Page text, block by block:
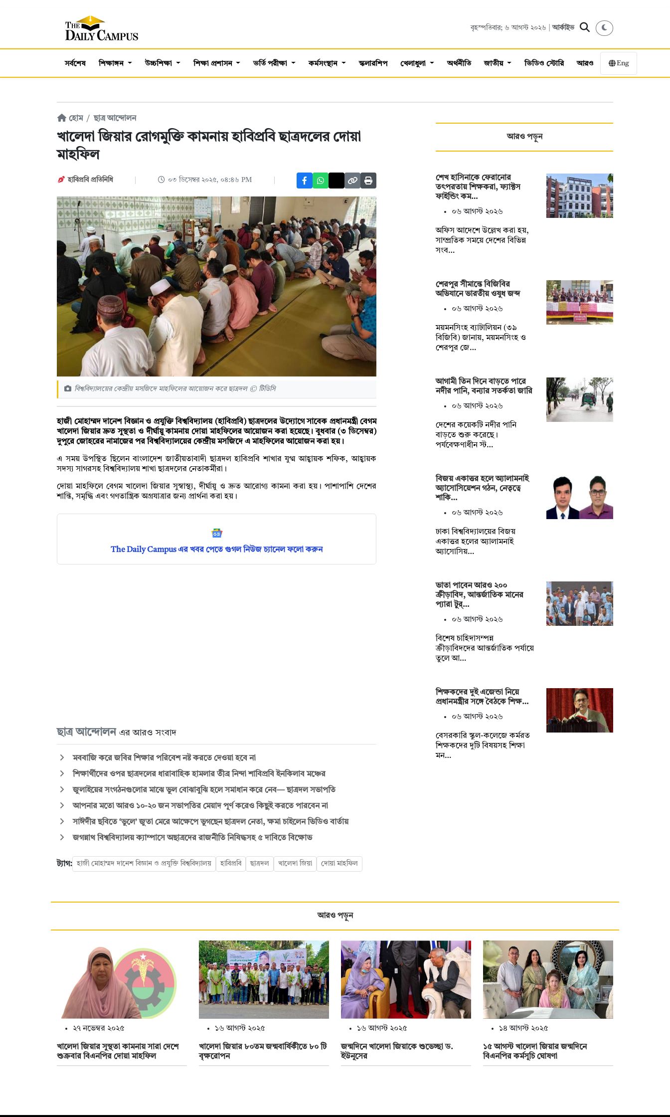
বৃহস্পতিবার; ৬ আগস্ট ২০২৬ |আর্কাইভ
সর্বশেষ শিক্ষাঙ্গন উচ্চশিক্ষা শিক্ষা প্রশাসন ভর্তি পরীক্ষা কর্মসংস্থান স্কলারশিপ খেলাধুলা অর্থনীতি জাতীয় ভিডিও স্টোরি আরও Eng
হোম ছাত্র আন্দোলন
খালেদা জিয়ার রোগমুক্তি কামনায় হাবিপ্রবি ছাত্রদলের দোয়া
মাহফিল
হাবিপ্রবি প্রতিনিধি ০৩ ডিসেম্বর ২০২৫, ০৪:৪৬ PM
বিশ্ববিদ্যালয়ের কেন্দ্রীয় মসজিদে মাহফিলের আয়োজন করে ছাত্রদল © টিডিসি
হাজী মোহাম্মদ দানেশ বিজ্ঞান ও প্রযুক্তি বিশ্ববিদ্যালয় (হাবিপ্রবি) ছাত্রদলের উদ্যোগে সাবেক প্রধানমন্ত্রী বেগম
খালেদা জিয়ার দ্রুত সুস্থতা ও দীর্ঘায়ু কামনায় দোয়া মাহফিলের আয়োজন করা হয়েছে। বুধবার (৩ ডিসেম্বর)
দুপুরে জোহরের নামাজের পর বিশ্ববিদ্যালয়ের কেন্দ্রীয় মসজিদে এ মাহফিলের আয়োজন করা হয়।
এ সময় উপস্থিত ছিলেন বাংলাদেশ জাতীয়তাবাদী ছাত্রদল হাবিপ্রবি শাখার যুগ্ম আহ্বায়ক শফিক, আহ্বায়ক
সদস্য সাগরসহ বিশ্ববিদ্যালয় শাখা ছাত্রদলের নেতাকর্মীরা।
দোয়া মাহফিলে বেগম খালেদা জিয়ার সুস্বাস্থ্য, দীর্ঘায়ু ও দ্রুত আরোগ্য কামনা করা হয়। পাশাপাশি দেশের
শান্তি, সমৃদ্ধি এবং গণতান্ত্রিক অগ্রযাত্রার জন্য প্রার্থনা করা হয়।
The Daily Campus এর খবর পেতে গুগল নিউজ চ্যানেল ফলো করুন
ছাত্র আন্দোলন এর আরও সংবাদ
মববাজি করে জবির শিক্ষার পরিবেশ নষ্ট করতে দেওয়া হবে না
শিক্ষার্থীদের ওপর ছাত্রদলের ধারাবাহিক হামলার তীব্র নিন্দা শাবিপ্রবি ইনকিলাব মঞ্চের
জুলাইয়ের সংগঠনগুলোর মাঝে ভুল বোঝাবুঝি হলে সমাধান করে নেব— ছাত্রদল সভাপতি
আপনার মতো আরও ১০-২০ জন সভাপতির মেয়াদ পূর্ণ করেও কিছুই করতে পারবেন না
সাঈদীর ছবিতে ‘ভুলে’ জুতা মেরে আক্ষেপে ভুগছেন ছাত্রদল নেতা, ক্ষমা চাইলেন ভিডিও বার্তায়
জগন্নাথ বিশ্ববিদ্যালয় ক্যাম্পাসে অছাত্রদের রাজনীতি নিষিদ্ধসহ ৫ দাবিতে বিক্ষোভ
ট্যাগ: হাজী মোহাম্মদ দানেশ বিজ্ঞান ও প্রযুক্তি বিশ্ববিদ্যালয় হাবিপ্রবি ছাত্রদল খালেদা জিয়া দোয়া মাহফিল
আরও পড়ুন
শেখ হাসিনাকে ফেরানোর
তৎপরতায় শিক্ষকরা, ফ্যাক্টস
ফাইন্ডিং কম…
০৬ আগস্ট ২০২৬
অফিস আদেশে উল্লেখ করা হয়,
সাম্প্রতিক সময়ে দেশের বিভিন্ন
সংব…
শেরপুর সীমান্তে বিজিবির
অভিযানে ভারতীয় ওষুধ জব্দ
০৬ আগস্ট ২০২৬
ময়মনসিংহ ব্যাটালিয়ন (৩৯
বিজিবি) জানায়, ময়মনসিংহ ও
শেরপুর জে…
আগামী তিন দিনে বাড়তে পারে
নদীর পানি, বন্যার সতর্কতা জারি
০৬ আগস্ট ২০২৬
দেশের কয়েকটি নদীর পানি
বাড়তে শুরু করেছে।
পর্যবেক্ষণাধীন স্ট…
বিজয় একাত্তর হলে অ্যালামনাই
অ্যাসোসিয়েশন গঠন, নেতৃত্বে
শাকি…
০৬ আগস্ট ২০২৬
ঢাকা বিশ্ববিদ্যালয়ের বিজয়
একাত্তর হলের অ্যালামনাই
অ্যাসোসিয়…
ভাতা পাবেন আরও ২০০
ক্রীড়াবিদ, আন্তর্জাতিক মানের
প্যারা টুর্…
০৬ আগস্ট ২০২৬
বিশেষ চাহিদাসম্পন্ন
ক্রীড়াবিদদের আন্তর্জাতিক পর্যায়ে
তুলে আ…
শিক্ষকদের দুই এজেন্ডা নিয়ে
প্রধানমন্ত্রীর সঙ্গে বৈঠকে শিক্ষ…
০৬ আগস্ট ২০২৬
বেসরকারি স্কুল-কলেজে কর্মরত
শিক্ষকদের দুটি বিষয়সহ শিক্ষা
মন…
আরও পড়ুন
২৭ নভেম্বর ২০২৫
খালেদা জিয়ার সুস্থতা কামনায় সারা দেশে
শুক্রবার বিএনপির দোয়া মাহফিল
১৬ আগস্ট ২০২৫
খালেদা জিয়ার ৮০তম জন্মবার্ষিকীতে ৮০ টি
বৃক্ষরোপন
১৬ আগস্ট ২০২৫
জন্মদিনে খালেদা জিয়াকে শুভেচ্ছা ড.
ইউনূসের
১৪ আগস্ট ২০২৫
১৫ আগস্ট খালেদা জিয়ার জন্মদিনে
বিএনপির কর্মসূচি ঘোষণা